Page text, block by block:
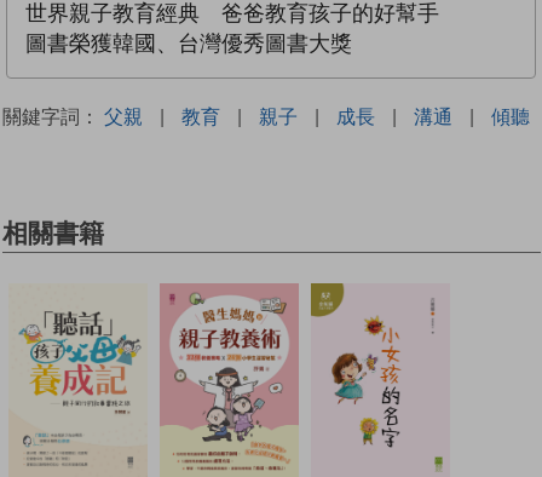
世界親子教育經典 爸爸教育孩子的好幫手
圖書榮獲韓國、台灣優秀圖書大獎
關鍵字詞： 父親 | 教育 | 親子 | 成長 | 溝通 | 傾聽
相關書籍